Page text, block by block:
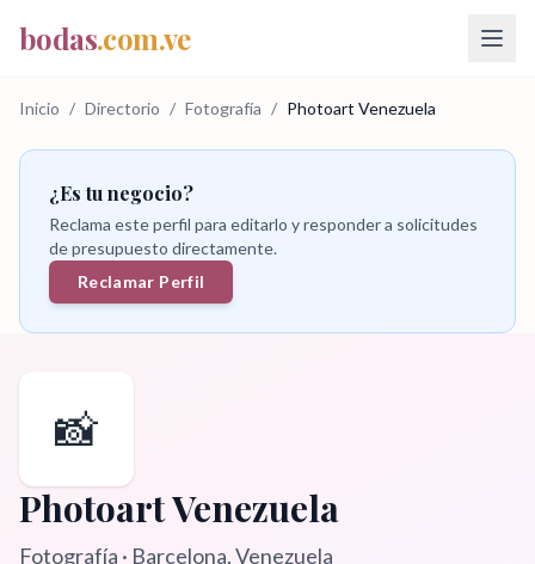
bodas.com.ve
Inicio / Directorio / Fotografía / Photoart Venezuela
¿Es tu negocio?
Reclama este perfil para editarlo y responder a solicitudes
de presupuesto directamente.
Reclamar Perfil
📸
Photoart Venezuela
Fotografía · Barcelona, Venezuela